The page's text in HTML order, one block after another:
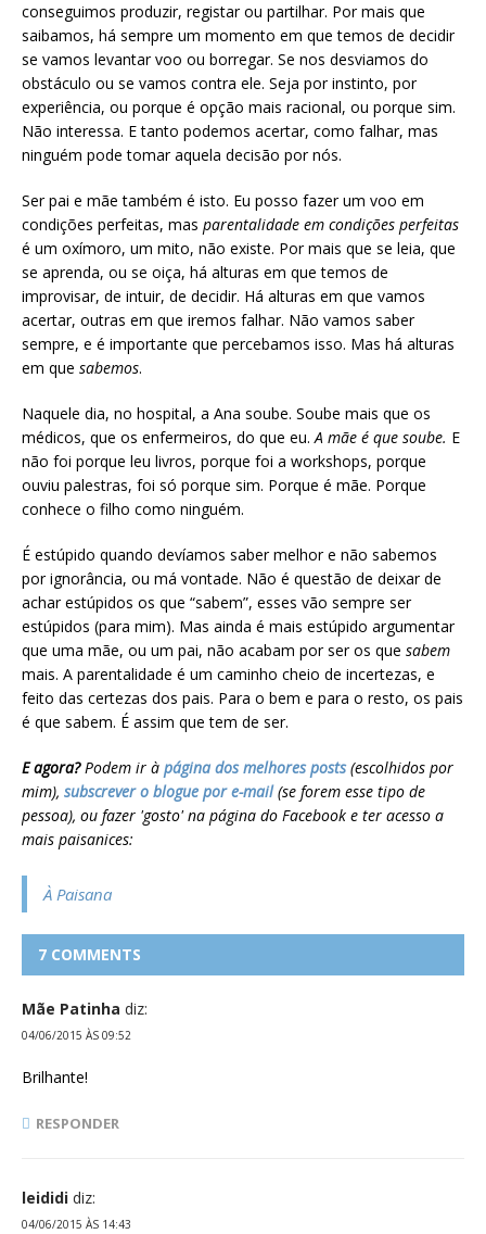
conseguimos produzir, registar ou partilhar. Por mais que
saibamos, há sempre um momento em que temos de decidir
se vamos levantar voo ou borregar. Se nos desviamos do
obstáculo ou se vamos contra ele. Seja por instinto, por
experiência, ou porque é opção mais racional, ou porque sim.
Não interessa. E tanto podemos acertar, como falhar, mas
ninguém pode tomar aquela decisão por nós.
Ser pai e mãe também é isto. Eu posso fazer um voo em
condições perfeitas, mas parentalidade em condições perfeitas
é um oxímoro, um mito, não existe. Por mais que se leia, que
se aprenda, ou se oiça, há alturas em que temos de
improvisar, de intuir, de decidir. Há alturas em que vamos
acertar, outras em que iremos falhar. Não vamos saber
sempre, e é importante que percebamos isso. Mas há alturas
em que sabemos.
Naquele dia, no hospital, a Ana soube. Soube mais que os
médicos, que os enfermeiros, do que eu.A mãe é que soube. E
não foi porque leu livros, porque foi a workshops, porque
ouviu palestras, foi só porque sim. Porque é mãe. Porque
conhece o filho como ninguém.
É estúpido quando devíamos saber melhor e não sabemos
por ignorância, ou má vontade. Não é questão de deixar de
achar estúpidos os que “sabem”, esses vão sempre ser
estúpidos (para mim). Mas ainda é mais estúpido argumentar
que uma mãe, ou um pai, não acabam por ser os que sabem
mais. A parentalidade é um caminho cheio de incertezas, e
feito das certezas dos pais. Para o bem e para o resto, os pais
é que sabem. É assim que tem de ser.
E agora?Podem ir à página dos melhores posts(escolhidos por
mim), subscrever o blogue por e-mail(se forem esse tipo de
pessoa), ou fazer 'gosto' na página do Facebook e ter acesso a
mais paisanices:
À Paisana
7 COMMENTS
Mãe Patinha diz:
04/06/2015 ÀS 09:52
Brilhante!
RESPONDER
leididi diz:
04/06/2015 ÀS 14:43